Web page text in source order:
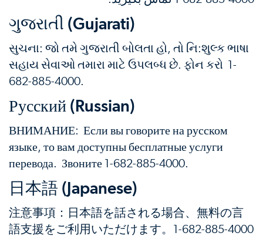
ગુજરાતી (Gujarati)
સુચના: જો તમે ગુજરાતી બોલતા હો, તો નિ:શુલ્ક ભાષા
સહાય સેવાઓ તમારા માટે ઉપલબ્ધ છે. ફોન કરો 1-
682-885-4000.
Русский (Russian)
ВНИМАНИЕ: Если вы говорите на русском
языке, то вам доступны бесплатные услуги
перевода. Звоните 1-682-885-4000.
日本語 (Japanese)
注意事項：日本語を話される場合、無料の言
語支援をご利用いただけます。1-682-885-4000